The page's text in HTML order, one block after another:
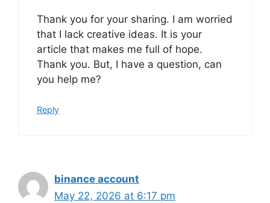
Thank you for your sharing. I am worried
that I lack creative ideas. It is your
article that makes me full of hope.
Thank you. But, I have a question, can
you help me?
Reply
binance account
May 22, 2026 at 6:17 pm